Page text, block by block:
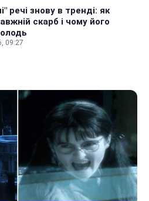
речі знову в тренді: як
скарб і чому його
09:27